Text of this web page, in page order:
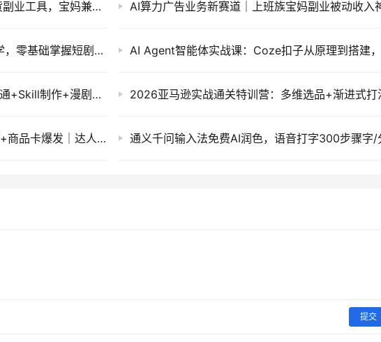
游戏自动搬砖G机赚钱，皮肤扫货副业工具，宝妈兼职变现100步骤0+ AI算力广告业务新赛道｜上班族宝妈副业被动收入
AI自媒体实操变现课：大白话教学，零基础掌握短剧漫剧动画制作与爆款变现全流程
CodeX实战课：本地部署+API调通+Skill制作+漫剧剪辑全攻略
2026抖店运营新课｜不动销起店+商品卡爆发｜达人邀约+店群批量复制｜新手商家全域流量实战
提交